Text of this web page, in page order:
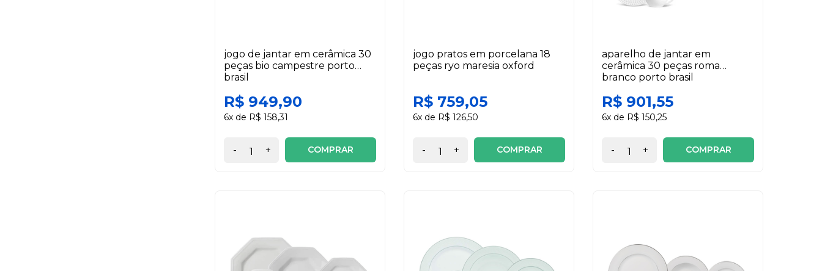
jogo de jantar em cerâmica 30
peças bio campestre porto
brasil
R$ 949,90
6x de R$ 158,31
- + COMPRAR
jogo pratos em porcelana 18
peças ryo maresia oxford
R$ 759,05
6x de R$ 126,50
- + COMPRAR
aparelho de jantar em
cerâmica 30 peças roma
branco porto brasil
R$ 901,55
6x de R$ 150,25
- + COMPRAR